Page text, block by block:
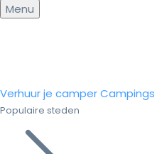
Menu
Verhuur je camperCampings
Populaire steden